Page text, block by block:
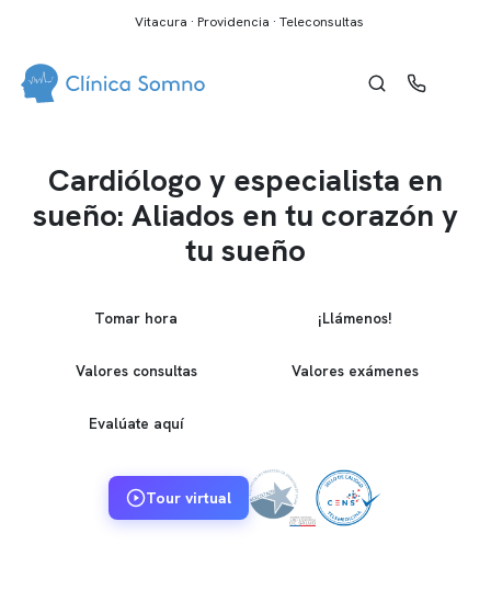
Vitacura · Providencia · Teleconsultas
Cardiólogo y especialista en
sueño: Aliados en tu corazón y
tu sueño
Tomar hora ¡Llámenos!
Valores consultas Valores exámenes
Evalúate aquí
Tour virtual